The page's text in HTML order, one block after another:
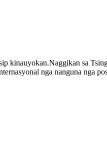
kinauyokan.Naggikan sa
nga nanguna nga